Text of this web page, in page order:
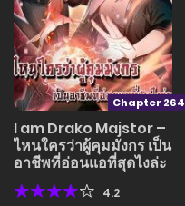
Chapter 264
I am Drako Majstor –
ไหนใครว่าผู้คุมมังกร เป็น
อาชีพที่อ่อนแอที่สุดไงล่ะ
4.2